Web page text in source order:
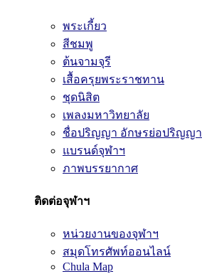
พระเกี้ยว
สีชมพู
ต้นจามจุรี
เสื้อครุยพระราชทาน
ชุดนิสิต
เพลงมหาวิทยาลัย
ชื่อปริญญา อักษรย่อปริญญา
แบรนด์จุฬาฯ
ภาพบรรยากาศ
ติดต่อจุฬาฯ
หน่วยงานของจุฬาฯ
สมุดโทรศัพท์ออนไลน์
Chula Map